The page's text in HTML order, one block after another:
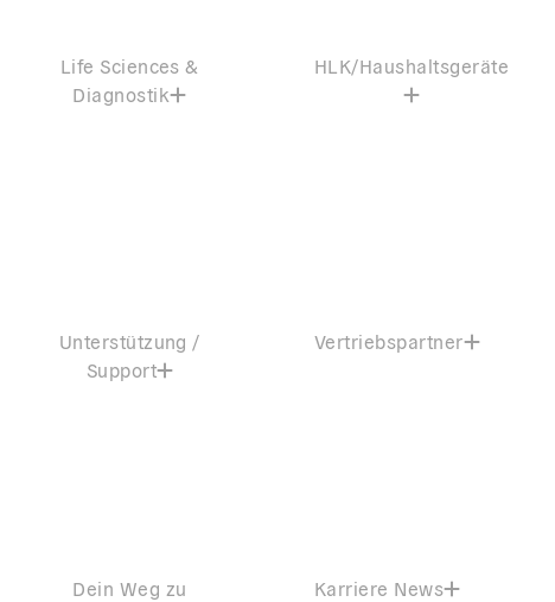
Life Sciences &
Diagnostik
HLK/Haushaltsgeräte
Unterstützung /
Support
Vertriebspartner
Dein Weg zu
Karriere News